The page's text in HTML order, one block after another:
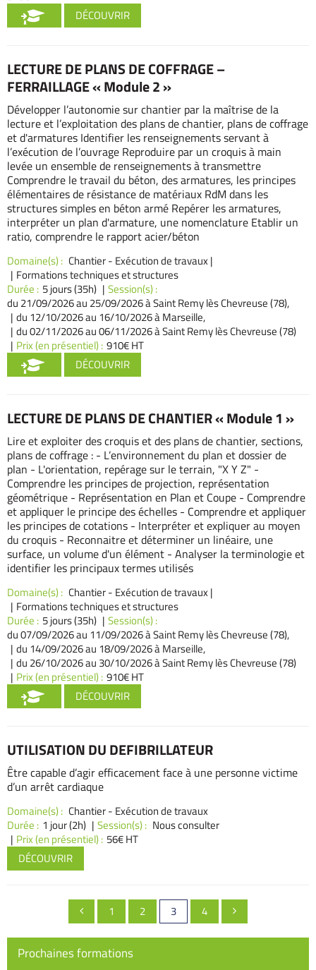
DÉCOUVRIR
LECTURE DE PLANS DE COFFRAGE –
FERRAILLAGE « Module 2 »
Développer l’autonomie sur chantier par la maîtrise de la
lecture et l’exploitation des plans de chantier, plans de coffrage
et d'armatures Identifier les renseignements servant à
l’exécution de l’ouvrage Reproduire par un croquis à main
levée un ensemble de renseignements à transmettre
Comprendre le travail du béton, des armatures, les principes
élémentaires de résistance de matériaux RdM dans les
structures simples en béton armé Repérer les armatures,
interpréter un plan d'armature, une nomenclature Etablir un
ratio, comprendre le rapport acier/béton
Domaine(s) : Chantier - Exécution de travaux|
Formations techniques et structures
Durée : 5 jours (35h)
Session(s) :
du 21/09/2026au 25/09/2026 à Saint Remy lès Chevreuse (78),
du 12/10/2026au 16/10/2026 à Marseille,
du 02/11/2026au 06/11/2026 à Saint Remy lès Chevreuse (78)
Prix (en présentiel) : 910€ HT
DÉCOUVRIR
LECTURE DE PLANS DE CHANTIER « Module 1 »
Lire et exploiter des croquis et des plans de chantier, sections,
plans de coffrage : - L’environnement du plan et dossier de
plan - L'orientation, repérage sur le terrain, "X Y Z" -
Comprendre les principes de projection, représentation
géométrique - Représentation en Plan et Coupe - Comprendre
et appliquer le principe des échelles - Comprendre et appliquer
les principes de cotations - Interpréter et expliquer au moyen
du croquis - Reconnaitre et déterminer un linéaire, une
surface, un volume d'un élément - Analyser la terminologie et
identifier les principaux termes utilisés
Domaine(s) : Chantier - Exécution de travaux|
Formations techniques et structures
Durée : 5 jours (35h)
Session(s) :
du 07/09/2026au 11/09/2026 à Saint Remy lès Chevreuse (78),
du 14/09/2026au 18/09/2026 à Marseille,
du 26/10/2026au 30/10/2026 à Saint Remy lès Chevreuse (78)
Prix (en présentiel) : 910€ HT
DÉCOUVRIR
UTILISATION DU DEFIBRILLATEUR
Être capable d’agir efficacement face à une personne victime
d’un arrêt cardiaque
Domaine(s) : Chantier - Exécution de travaux
Durée : 1 jour (2h) Session(s) : Nous consulter
Prix (en présentiel) : 56€ HT
DÉCOUVRIR
Pagination
des
publications
 PAGE
1 PAGE
2 Page
3 PAGE
4 
Prochaines formations